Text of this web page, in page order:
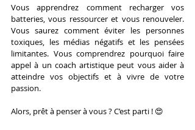
Vous apprendrez comment recharger vos
batteries, vous ressourcer et vous renouveler.
Vous saurez comment éviter les personnes
toxiques, les médias négatifs et les pensées
limitantes. Vous comprendrez pourquoi faire
appel à un coach artistique peut vous aider à
atteindre vos objectifs et à vivre de votre
passion.
Alors, prêt à penser à vous ? C’est parti ! 😍